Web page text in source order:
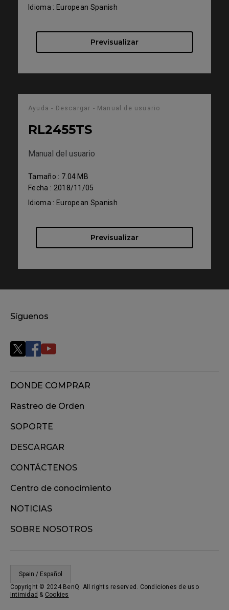
Idioma : European Spanish
Previsualizar
Ayuda - Descargar - Manual de usuario
RL2455TS
Manual del usuario
Tamaño : 7.04 MB
Fecha : 2018/11/05
Idioma : European Spanish
Previsualizar
Síguenos
DONDE COMPRAR
Rastreo de Orden
SOPORTE
DESCARGAR
CONTÁCTENOS
Centro de conocimiento
NOTICIAS
SOBRE NOSOTROS
Spain / Español
Copyright © 2024 BenQ. All rights reserved. Condiciones de uso
Intimidad & Cookies